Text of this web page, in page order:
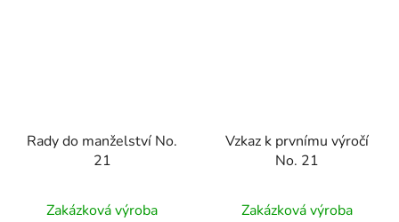
Rady do manželství No.
21
Zakázková výroba
Vzkaz k prvnímu výročí
No. 21
Zakázková výroba